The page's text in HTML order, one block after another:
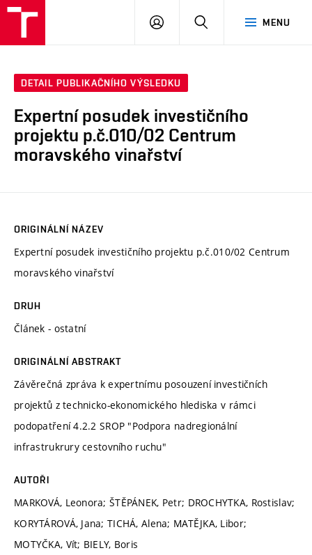
MENU
PŘIHLÁSIT
DETAIL PUBLIKAČNÍHO VÝSLEDKU
Expertní posudek investičního
projektu p.č.010/02 Centrum
moravského vinařství
ORIGINÁLNÍ NÁZEV
Expertní posudek investičního projektu p.č.010/02 Centrum
moravského vinařství
DRUH
Článek - ostatní
ORIGINÁLNÍ ABSTRAKT
Závěrečná zpráva k expertnímu posouzení investičních
projektů z technicko-ekonomického hlediska v rámci
podopatření 4.2.2 SROP "Podpora nadregionální
infrastrukrury cestovního ruchu"
AUTOŘI
MARKOVÁ, Leonora; ŠTĚPÁNEK, Petr; DROCHYTKA, Rostislav;
KORYTÁROVÁ, Jana; TICHÁ, Alena; MATĚJKA, Libor;
MOTYČKA, Vít; BIELY, Boris